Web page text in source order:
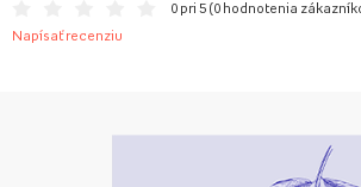
0 pri 5 (0 hodnotenia
Napísať recenziu